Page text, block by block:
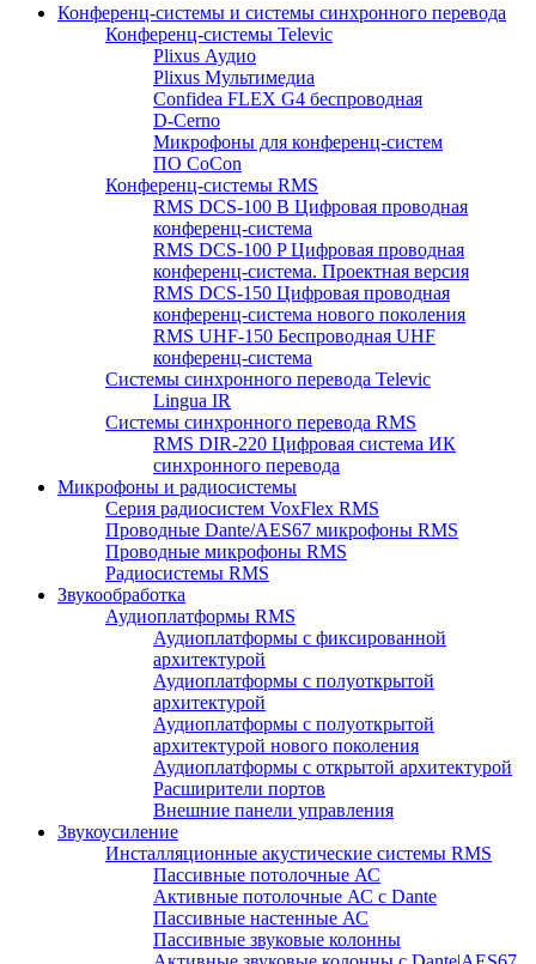
Конференц-системы и системы синхронного перевода
Конференц-системы Televic
Plixus Аудио
Plixus Мультимедиа
Confidea FLEX G4 беспроводная
D-Cerno
Микрофоны для конференц-систем
ПО CoCon
Конференц-системы RMS
RMS DCS-100 B Цифровая проводная
конференц-система
RMS DCS-100 P Цифровая проводная
конференц-система. Проектная версия
RMS DCS-150 Цифровая проводная
конференц-система нового поколения
RMS UHF-150 Беспроводная UHF
конференц-система
Системы синхронного перевода Televic
Lingua IR
Системы синхронного перевода RMS
RMS DIR-220 Цифровая система ИК
синхронного перевода
Микрофоны и радиосистемы
Серия радиосистем VoxFlex RMS
Проводные Dante/AES67 микрофоны RMS
Проводные микрофоны RMS
Радиосистемы RMS
Звукообработка
Аудиоплатформы RMS
Аудиоплатформы с фиксированной
архитектурой
Аудиоплатформы с полуоткрытой
архитектурой
Аудиоплатформы с полуоткрытой
архитектурой нового поколения
Аудиоплатформы с открытой архитектурой
Расширители портов
Внешние панели управления
Звукоусиление
Инсталляционные акустические системы RMS
Пассивные потолочные АС
Активные потолочные АС с Dante
Пассивные настенные АС
Пассивные звуковые колонны